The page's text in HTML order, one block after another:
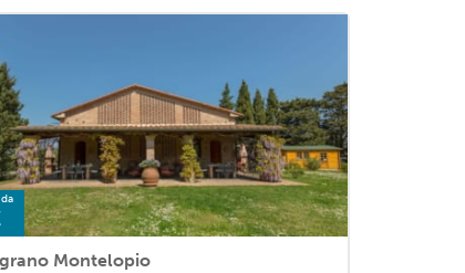
Montelopio